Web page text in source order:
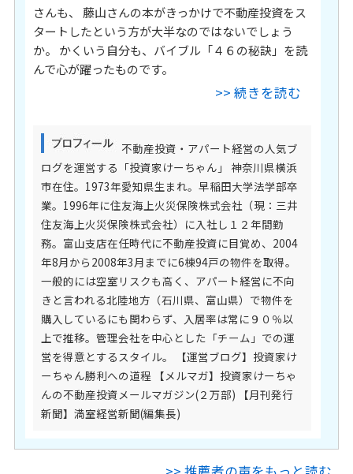
さんも、 藤山さんの本がきっかけで不動産投資をス
タートしたという方が大半なのではないでしょう
か。 かくいう自分も、バイブル「４６の秘訣」を読
んで心が躍ったものです。
>> 続きを読む
不動産投資・アパート経営の人気ブ
ログを運営する「投資家けーちゃん」 神奈川県横浜
市在住。1973年愛知県生まれ。早稲田大学法学部卒
業。1996年に住友海上火災保険株式会社（現：三井
住友海上火災保険株式会社）に入社し１２年間勤
務。富山支店在任時代に不動産投資に目覚め、2004
年8月から2008年3月までに6棟94戸の物件を取得。
一般的には空室リスクも高く、アパート経営に不向
きと言われる北陸地方（石川県、富山県）で物件を
購入しているにも関わらず、入居率は常に９０％以
上で推移。管理会社を中心とした「チーム」での運
営を得意とするスタイル。 【運営ブログ】投資家け
ーちゃん勝利への道程 【メルマガ】投資家けーちゃ
んの不動産投資メールマガジン(２万部) 【月刊発行
新聞】満室経営新聞(編集長)